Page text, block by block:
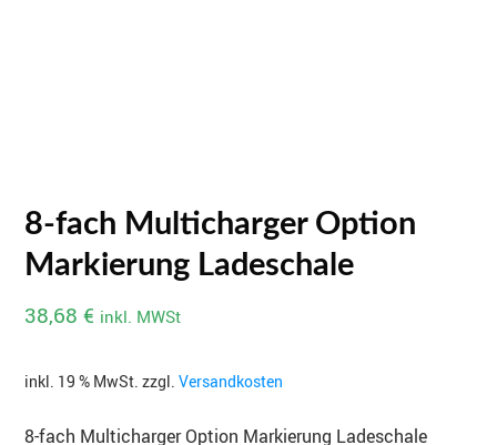
8-fach Multicharger Option
Markierung Ladeschale
38,68 € inkl. MWSt
inkl. 19 % MwSt. zzgl. Versandkosten
8-fach Multicharger Option Markierung Ladeschale